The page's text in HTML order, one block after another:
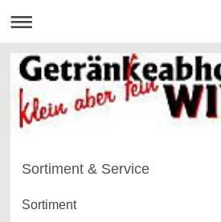
Sortiment & Service
Sortiment